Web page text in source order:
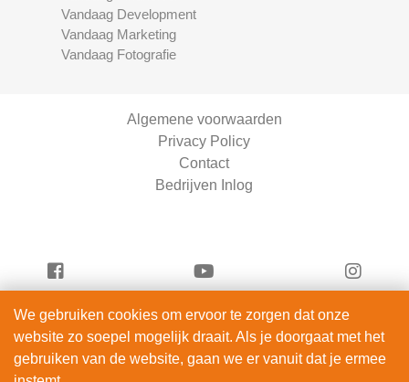
Vandaag Development
Vandaag Marketing
Vandaag Fotografie
Algemene voorwaarden
Privacy Policy
Contact
Bedrijven Inlog
Vandaag Development is onderdeel van
ServiceRight B.V. | KVK 90914872
We gebruiken cookies om ervoor te zorgen dat onze
website zo soepel mogelijk draait. Als je doorgaat met het
gebruiken van de website, gaan we er vanuit dat je ermee